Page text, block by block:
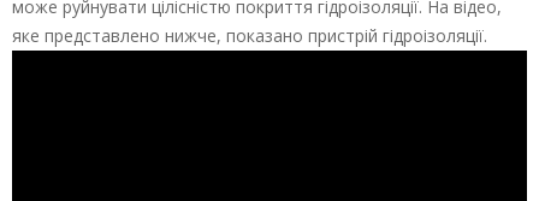
може руйнувати цілісністю покриття гідроізоляції. На відео,
яке представлено нижче, показано пристрій гідроізоляції.